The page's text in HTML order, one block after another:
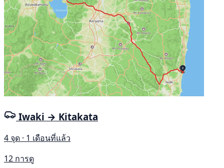
Iwaki → Kitakata
4 จุด · 1 เดือนที่แล้ว
12 การดู